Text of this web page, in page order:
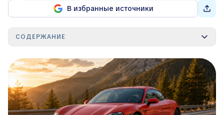
В избранные источники
СОДЕРЖАНИЕ